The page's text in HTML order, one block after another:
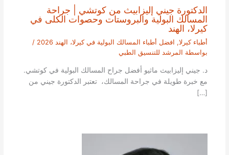
الدكتورة جيني إليزابيث من كوتشي | جراحة
المسالك البولية والبروستات وحصوات الكلى في
كيرلا، الهند
أطباء كيرلا, افضل أطباء المسالك البولية في كيرلا، الهند 2026
/
بواسطة المرشد للتنسيق الطبي
د. جيني إليزابيث ماثيو أفضل جراح المسالك البولية في كوتشي.
مع خبرة طويلة في جراحة المسالك، تعتبر الدكتورة جيني من
[…]